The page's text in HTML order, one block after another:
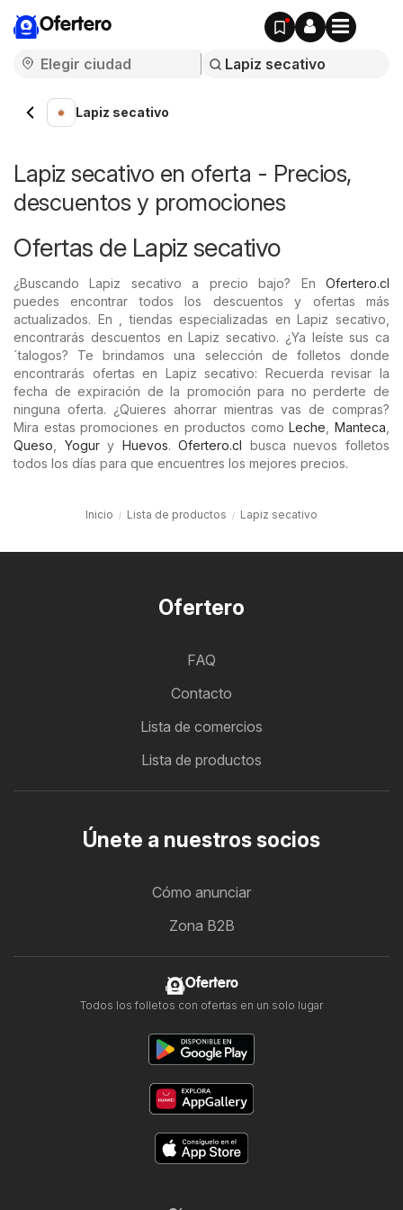
Ofertero
Lapiz secativo
Lapiz secativo en oferta - Precios,
descuentos y promociones
Ofertas de Lapiz secativo
¿Buscando Lapiz secativo a precio bajo? En Ofertero.cl
puedes encontrar todos los descuentos y ofertas más
actualizados. En , tiendas especializadas en Lapiz secativo,
encontrarás descuentos en Lapiz secativo. ¿Ya leíste sus ca
´talogos? Te brindamos una selección de folletos donde
encontrarás ofertas en Lapiz secativo: Recuerda revisar la
fecha de expiración de la promoción para no perderte de
ninguna oferta. ¿Quieres ahorrar mientras vas de compras?
Mira estas promociones en productos comoLeche ,Manteca
Queso
Yogury Huevos.Ofertero.cl busca nuevos folletos
todos los días para que encuentres los mejores precios.
Inicio Lista de productos Lapiz secativo
Ofertero
FAQ
Contacto
Lista de comercios
Lista de productos
Únete a nuestros socios
Cómo anunciar
Zona B2B
Ofertero
Todos los folletos con ofertas en un solo lugar